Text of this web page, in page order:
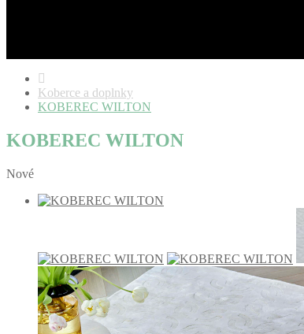
Koberce a doplnky
KOBEREC WILTON
KOBEREC WILTON
Nové